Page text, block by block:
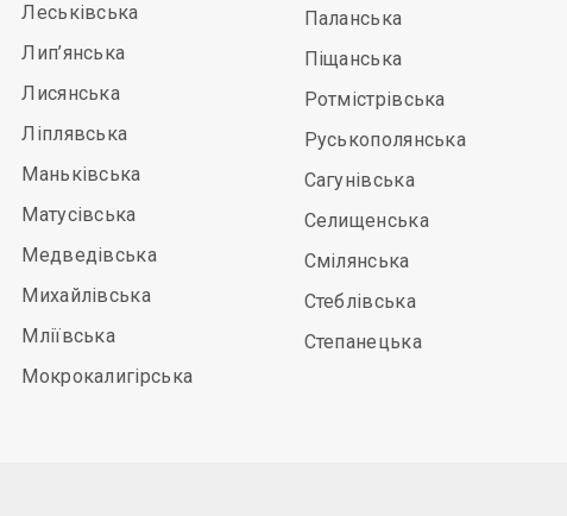
Леськівська
Лип’янська
Лисянська
Ліплявська
Маньківська
Матусівська
Медведівська
Михайлівська
Мліївська
Мокрокалигірська
Паланська
Піщанська
Ротмістрівська
Руськополянська
Сагунівська
Селищенська
Смілянська
Стеблівська
Степанецька